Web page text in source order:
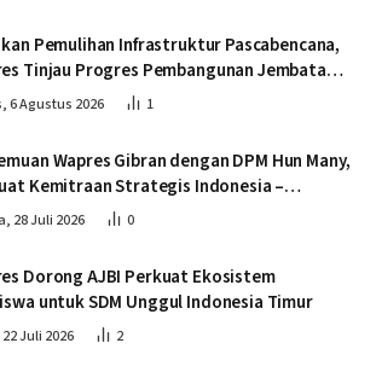
Pemulihan Infrastruktur Pascabencana,
Tinjau Progres Pembangunan Jembatan
Tingkeum Bireuen
6 Agustus 2026 1
Wapres Gibran dengan DPM Hun Many,
Kemitraan Strategis Indonesia –
28 Juli 2026 0
Dorong AJBI Perkuat Ekosistem
untuk SDM Unggul Indonesia Timur
Juli 2026 2